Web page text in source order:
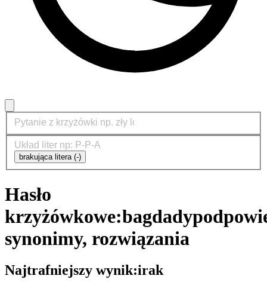
brakująca litera (-)
Hasło
krzyżówkowe:bagdady
synonimy, rozwiązania
Najtrafniejszy wynik:irak